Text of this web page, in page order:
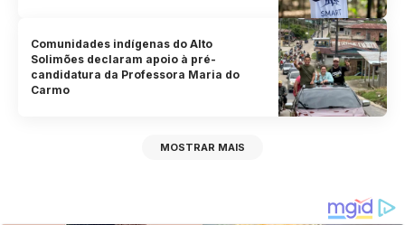
Comunidades indígenas do Alto
Solimões declaram apoio à pré-
candidatura da Professora Maria do
Carmo
MOSTRAR MAIS